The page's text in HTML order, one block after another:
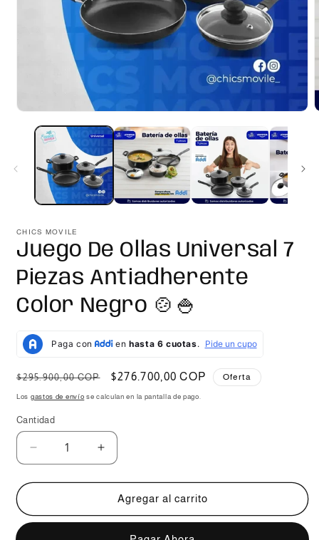
elemento
multimedia
una
ventana
CHICS MOVILE
Juego De Ollas Universal 7
Piezas Antiadherente
Color Negro 🍲🍚
Precio
habitual
$295.900,00 COP
Precio
de
$276.700,00 COP Oferta
Los gastos de envío se calculan en la pantalla de pago.
Cantidad
Reducir
cantidad
para
De
Aumentar
cantidad
para
Juego
De
Agregar al carrito